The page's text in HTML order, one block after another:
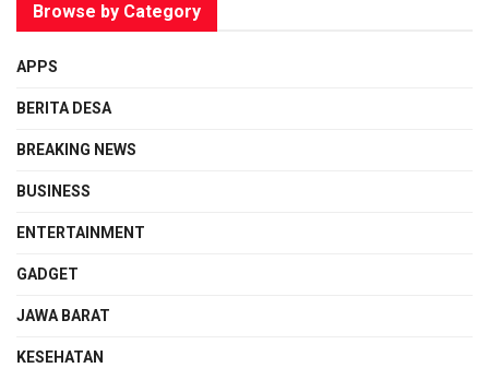
Browse by Category
APPS
BERITA DESA
BREAKING NEWS
BUSINESS
ENTERTAINMENT
GADGET
JAWA BARAT
KESEHATAN